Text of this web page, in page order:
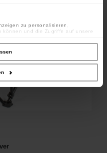
zu personalisieren,
können und die Zugriffe auf unsere
Medien, Werbung und Analysen
möglicherweise mit weiteren
haben oder die sie im Rahmen